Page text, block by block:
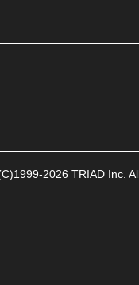
2026 TRIAD Inc.